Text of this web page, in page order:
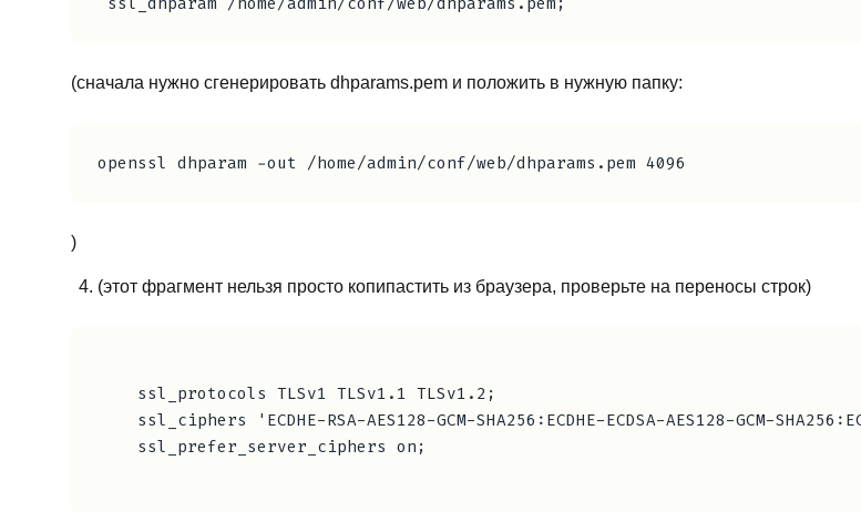
(сначала нужно сгенерировать dhparams.pem и положить в нужную папку:
)
(этот фрагмент нельзя просто копипастить из браузера, проверьте на переносы строк)
    ssl_protocols TLSv1 TLSv1.1 TLSv1.2;
ssl_ciphers 'ECDHE-RSA-AES128-GCM-SHA256:ECDHE-ECDSA-AES128-GCM-
    ssl_prefer_server_ciphers on;